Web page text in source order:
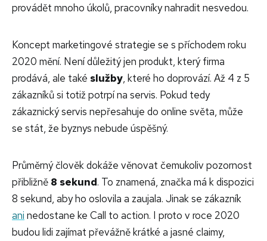
provádět mnoho úkolů, pracovníky nahradit nesvedou.
Koncept marketingové strategie se s příchodem roku
2020 mění. Není důležitý jen produkt, který firma
prodává, ale také služby, které ho doprovází. Až 4 z 5
zákazníků si totiž potrpí na servis. Pokud tedy
zákaznický servis nepřesahuje do online světa, může
se stát, že byznys nebude úspěšný.
Průměrný člověk dokáže věnovat čemukoliv pozornost
přibližně 8 sekund. To znamená, značka má k dispozici
8 sekund, aby ho oslovila a zaujala. Jinak se zákazník
ani nedostane ke Call to action. I proto v roce 2020
budou lidi zajímat převážně krátké a jasné claimy,